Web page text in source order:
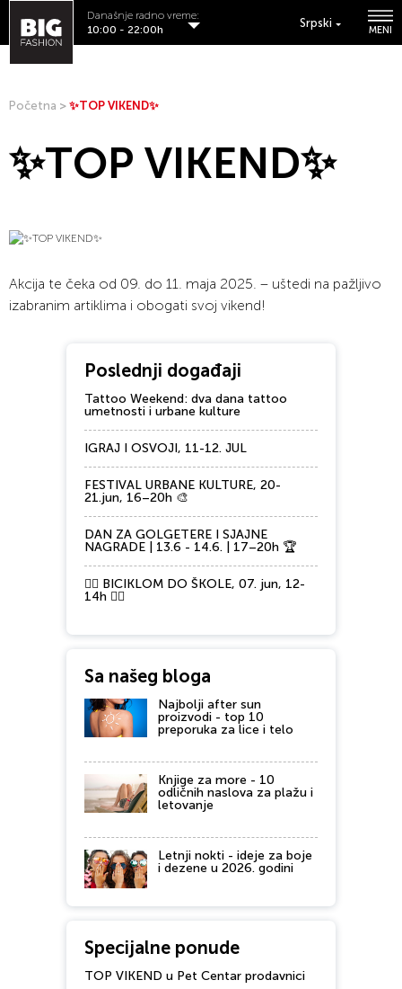
Srpski
MENI
Današnje radno vreme:
10:00 - 22:00h
Početna > ✨TOP VIKEND✨
✨TOP VIKEND✨
Akcija te čeka od 09. do 11. maja 2025. – uštedi na pažljivo
izabranim artiklima i obogati svoj vikend!
Poslednji događaji
Tattoo Weekend: dva dana tattoo
umetnosti i urbane kulture
IGRAJ I OSVOJI, 11-12. JUL
FESTIVAL URBANE KULTURE, 20-
21.jun, 16–20h 🎨
DAN ZA GOLGETERE I SJAJNE
NAGRADE | 13.6 - 14.6. | 17–20h 🏆
🚴‍♂️ BICIKLOM DO ŠKOLE, 07. jun, 12-
14h 🚴‍♀️
Sa našeg bloga
Najbolji after sun
proizvodi - top 10
preporuka za lice i telo
Knjige za more - 10
odličnih naslova za plažu i
letovanje
Letnji nokti - ideje za boje
i dezene u 2026. godini
Specijalne ponude
TOP VIKEND u Pet Centar prodavnici